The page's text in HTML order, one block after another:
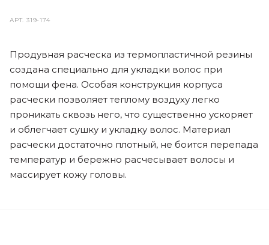
АРТ.319-174
Продувная расческа из термопластичной резины
создана специально для укладки волос при
помощи фена. Особая конструкция корпуса
расчески позволяет теплому воздуху легко
проникать сквозь него, что существенно ускоряет
и облегчает сушку и укладку волос. Материал
расчески достаточно плотный, не боится перепада
температур и бережно расчесывает волосы и
массирует кожу головы.